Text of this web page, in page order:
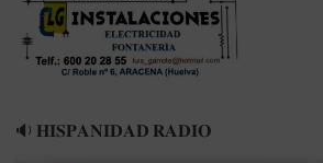
🔉 𝐇𝐈𝐒𝐏𝐀𝐍𝐈𝐃𝐀𝐃 𝐑𝐀𝐃𝐈𝐎